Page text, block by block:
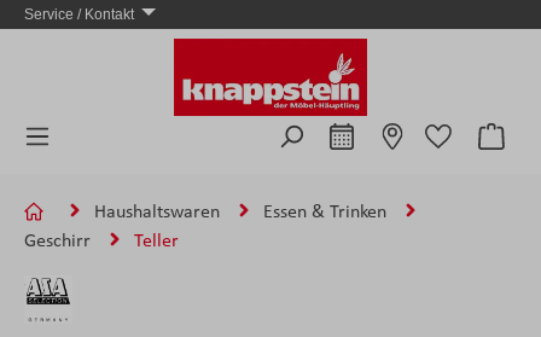
Zum Hauptinhalt springen
Service / Kontakt
Haushaltswaren
Essen & Trinken
Geschirr
Teller